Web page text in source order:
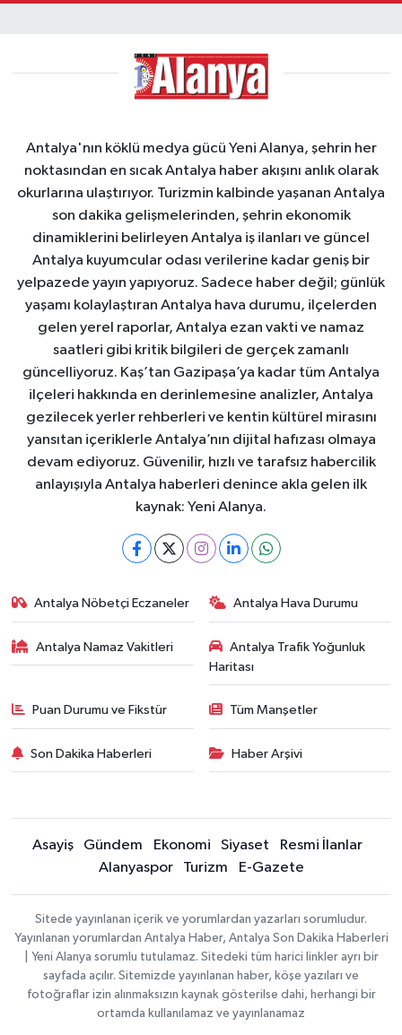
Antalya'nın köklü medya gücü Yeni Alanya, şehrin her
noktasından en sıcak Antalya haber akışını anlık olarak
okurlarına ulaştırıyor. Turizmin kalbinde yaşanan Antalya
son dakika gelişmelerinden, şehrin ekonomik
dinamiklerini belirleyen Antalya iş ilanları ve güncel
Antalya kuyumcular odası verilerine kadar geniş bir
yelpazede yayın yapıyoruz. Sadece haber değil; günlük
yaşamı kolaylaştıran Antalya hava durumu, ilçelerden
gelen yerel raporlar, Antalya ezan vakti ve namaz
saatleri gibi kritik bilgileri de gerçek zamanlı
güncelliyoruz. Kaş’tan Gazipaşa’ya kadar tüm Antalya
ilçeleri hakkında en derinlemesine analizler, Antalya
gezilecek yerler rehberleri ve kentin kültürel mirasını
yansıtan içeriklerle Antalya’nın dijital hafızası olmaya
devam ediyoruz. Güvenilir, hızlı ve tarafsız habercilik
anlayışıyla Antalya haberleri denince akla gelen ilk
kaynak: Yeni Alanya.
Antalya Nöbetçi Eczaneler Antalya Hava Durumu
Antalya Namaz Vakitleri
Antalya Trafik Yoğunluk
Haritası
Puan Durumu ve Fikstür Tüm Manşetler
Son Dakika Haberleri Haber Arşivi
Asayiş Gündem Ekonomi Siyaset
Resmi İlanlar
Alanyaspor
Turizm E-Gazete
Sitede yayınlanan içerik ve yorumlardan yazarları sorumludur.
Yayınlanan yorumlardan Antalya Haber, Antalya Son Dakika Haberleri
| Yeni Alanya sorumlu tutulamaz. Sitedeki tüm harici linkler ayrı bir
sayfada açılır. Sitemizde yayınlanan haber, köşe yazıları ve
fotoğraflar izin alınmaksızın kaynak gösterilse dahi, herhangi bir
ortamda kullanılamaz ve yayınlanamaz